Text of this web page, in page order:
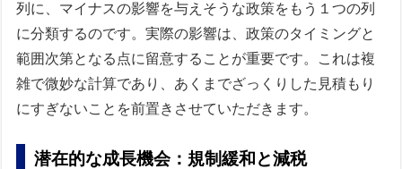
列に、マイナスの影響を与えそうな政策をもう１つの列
に分類するのです。実際の影響は、政策のタイミングと
範囲次第となる点に留意することが重要です。これは複
雑で微妙な計算であり、あくまでざっくりした見積もり
にすぎないことを前置きさせていただきます。
潜在的な成長機会：規制緩和と減税